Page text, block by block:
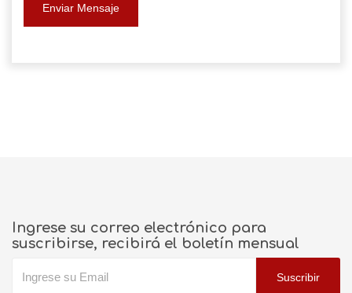
Enviar Mensaje
Ingrese su correo electrónico para
suscribirse, recibirá el boletín mensual
Suscribir